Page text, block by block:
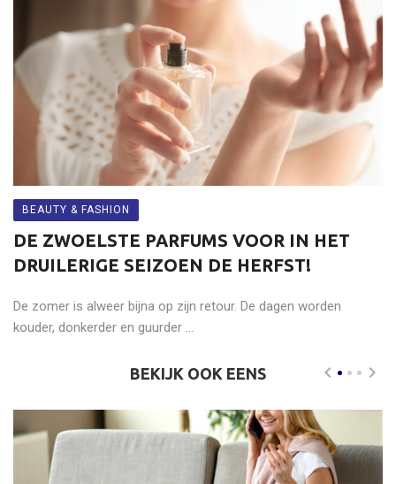
BEAUTY & FASHION
DE ZWOELSTE PARFUMS VOOR IN HET
DRUILERIGE SEIZOEN DE HERFST!
De zomer is alweer bijna op zijn retour. De dagen worden
kouder, donkerder en guurder ...
BEKIJK OOK EENS